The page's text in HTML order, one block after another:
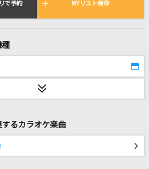
で予約 MYリスト保存
種
るカラオケ楽曲